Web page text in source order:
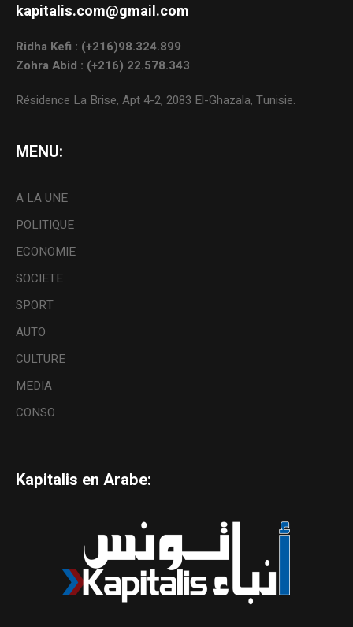
kapitalis.com@gmail.com
Ridha Kefi : (+216)98.324.899
Zohra Abid : (+216) 22.578.343
Résidence La Brise, Apt 4-2, 2083 El-Ghazala, Tunisie.
MENU:
A LA UNE
POLITIQUE
ECONOMIE
SOCIETE
SPORT
AUTO
CULTURE
MEDIA
CONSO
Kapitalis en Arabe: